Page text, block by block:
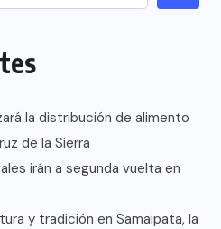
la distribución de alimento
de la Sierra
irán a segunda vuelta en
y tradición en Samaipata, la